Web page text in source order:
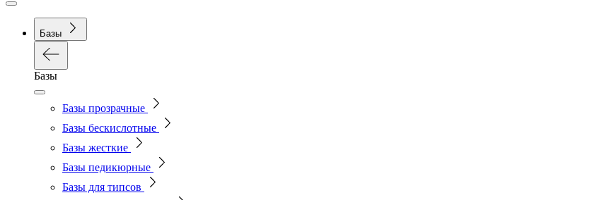
Базы
Базы
Базы прозрачные
Базы бескислотные
Базы жесткие
Базы педикюрные
Базы для типсов